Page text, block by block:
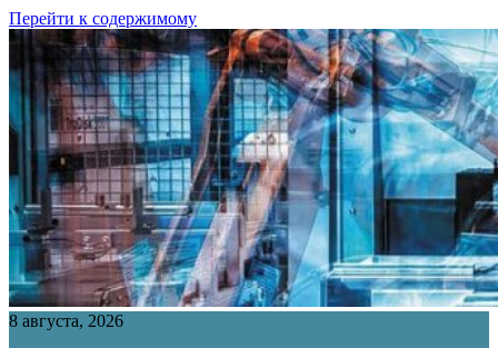
Перейти к содержимому
8 августа, 2026